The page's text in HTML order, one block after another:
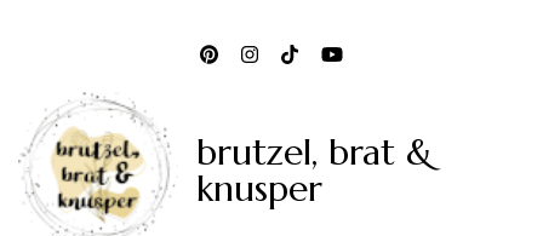
brutzel, brat &
knusper